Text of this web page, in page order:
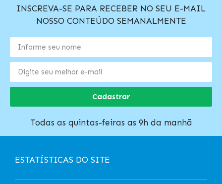
INSCREVA-SE PARA RECEBER NO SEU E-MAIL
NOSSO CONTEÚDO SEMANALMENTE
Cadastrar
Todas as quintas-feiras as 9h da manhã
ESTATÍSTICAS DO SITE